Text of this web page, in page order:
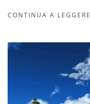
CONTINUA A LEGGERE